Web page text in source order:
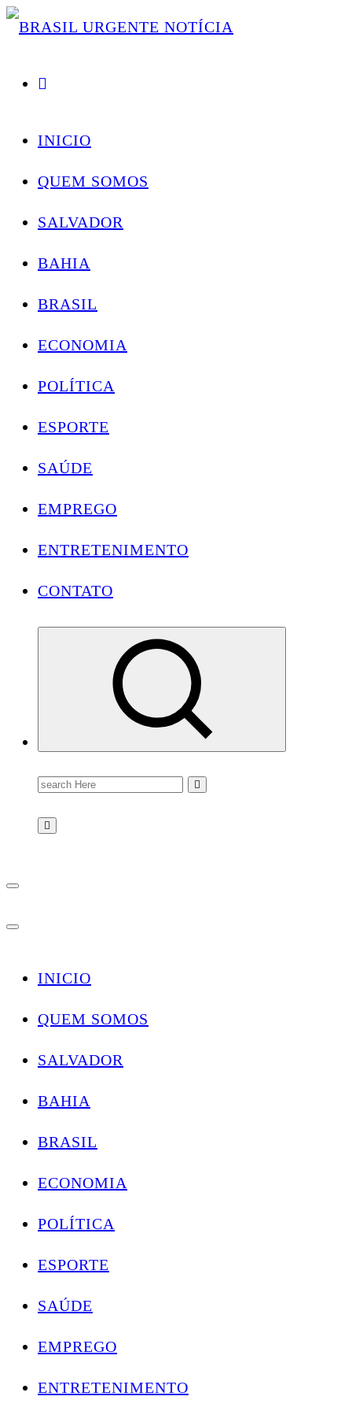
Skip
INICIO
QUEM SOMOS
SALVADOR
BAHIA
BRASIL
ECONOMIA
POLÍTICA
ESPORTE
SAÚDE
EMPREGO
ENTRETENIMENTO
CONTATO
Search
for:
INICIO
QUEM SOMOS
SALVADOR
BAHIA
BRASIL
ECONOMIA
POLÍTICA
ESPORTE
SAÚDE
EMPREGO
ENTRETENIMENTO